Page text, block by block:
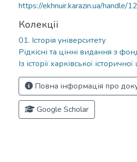
https://ekhnuir.karazin.ua/
Колекції
01. Історія університету
Рідкісні та цінні видання з
Із історії харківської
Повна інформація про
Google Scholar